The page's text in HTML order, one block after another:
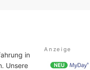
in
Unsere